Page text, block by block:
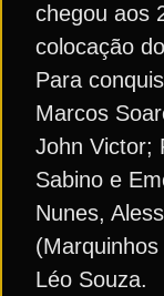
chegou aos
colocação
Para
Marcos
John Victor;
Sabino e
Nunes,
Léo Souza.